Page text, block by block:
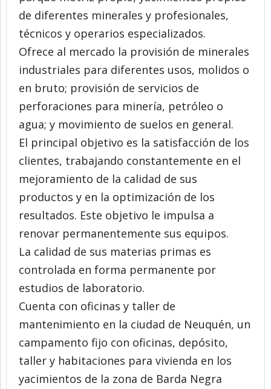
de diferentes minerales y profesionales,
técnicos y operarios especializados.
Ofrece al mercado la provisión de minerales
industriales para diferentes usos, molidos o
en bruto; provisión de servicios de
perforaciones para minería, petróleo o
agua; y movimiento de suelos en general.
El principal objetivo es la satisfacción de los
clientes, trabajando constantemente en el
mejoramiento de la calidad de sus
productos y en la optimización de los
resultados. Este objetivo le impulsa a
renovar permanentemente sus equipos.
La calidad de sus materias primas es
controlada en forma permanente por
estudios de laboratorio.
Cuenta con oficinas y taller de
mantenimiento en la ciudad de Neuquén, un
campamento fijo con oficinas, depósito,
taller y habitaciones para vivienda en los
yacimientos de la zona de Barda Negra